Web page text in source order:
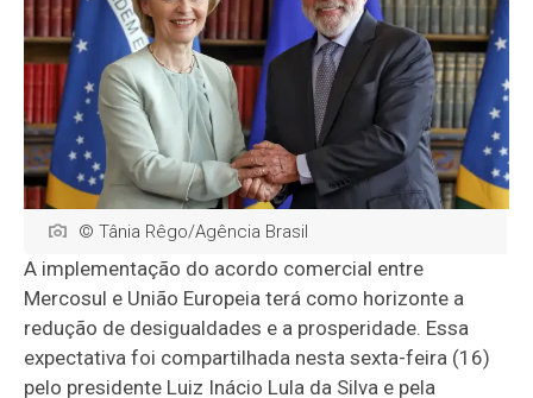
© Tânia Rêgo/Agência Brasil
A implementação do acordo comercial entre
Mercosul e União Europeia terá como horizonte a
redução de desigualdades e a prosperidade. Essa
expectativa foi compartilhada nesta sexta-feira (16)
pelo presidente Luiz Inácio Lula da Silva e pela